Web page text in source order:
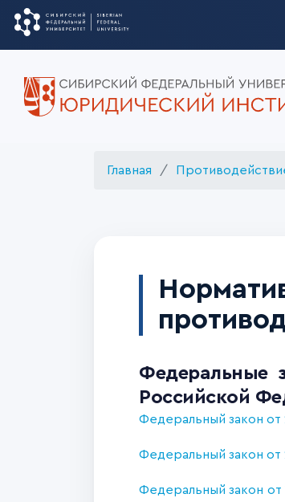
Главная
Федеральные
Российской
Федеральный закон
Федеральный закон
Федеральный закон